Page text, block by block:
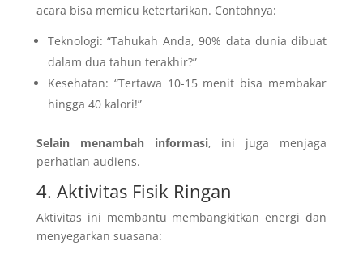
acara bisa memicu ketertarikan. Contohnya:
Teknologi: “Tahukah Anda, 90% data dunia dibuat
dalam dua tahun terakhir?”
Kesehatan: “Tertawa 10-15 menit bisa membakar
hingga 40 kalori!”
Selain menambah informasi, ini juga menjaga
perhatian audiens.
4. Aktivitas Fisik Ringan
Aktivitas ini membantu membangkitkan energi dan
menyegarkan suasana: